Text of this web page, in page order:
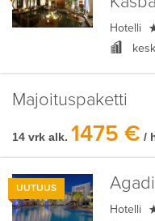
Hotelli
Majoituspaketti
14 vrk alk. 1475 € /
UUTUUS
Hotelli